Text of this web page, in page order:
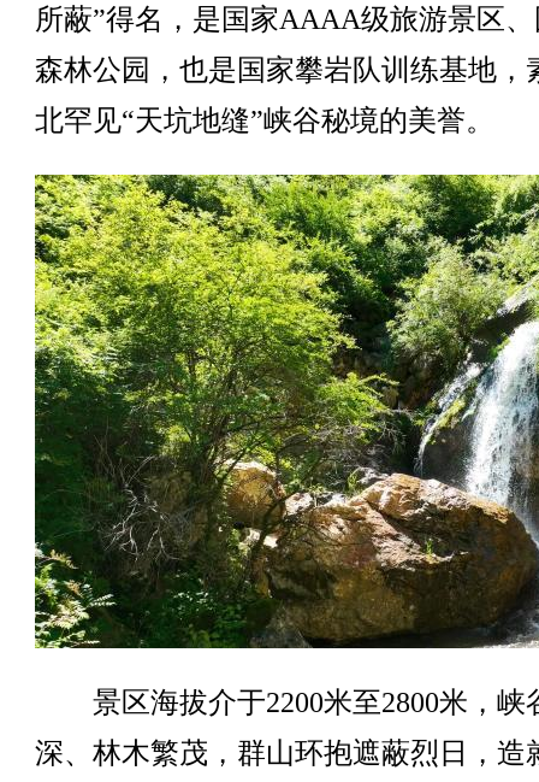
所蔽”得名，是国家AAAA级旅游景区
森林公园，也是国家攀岩队训练基地，
北罕见“天坑地缝”峡谷秘境的美誉。
景区海拔介于2200米至2800米，峡
深、林木繁茂，群山环抱遮蔽烈日，造